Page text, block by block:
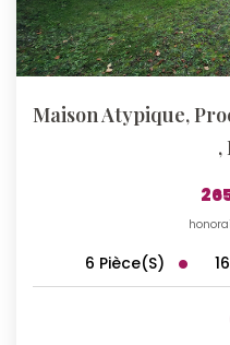
,
6 Pièce(s)